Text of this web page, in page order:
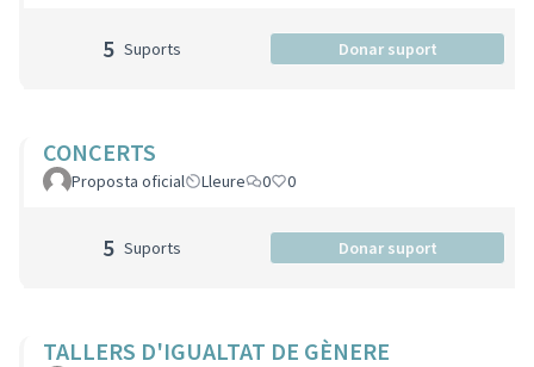
5 Suports Donar suport
CONCERTS
Proposta oficial Lleure 0 0
5 Suports Donar suport
TALLERS D'IGUALTAT DE GÈNERE